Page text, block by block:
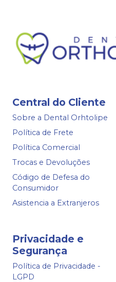
Central do Cliente
Sobre a Dental Orhtolipe
Política de Frete
Política Comercial
Trocas e Devoluções
Código de Defesa do
Consumidor
Asistencia a Extranjeros
Privacidade e
Segurança
Política de Privacidade -
LGPD